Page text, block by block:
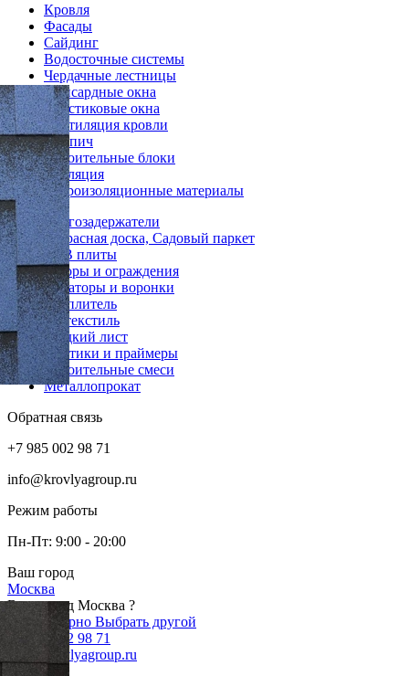
Кровля
Фасады
Сайдинг
Водосточные системы
Чердачные лестницы
Мансардные окна
Пластиковые окна
Вентиляция кровли
Кирпич
Строительные блоки
Изоляция
Гидроизоляционные материалы
Снегозадержатели
Террасная доска, Садовый паркет
OSB плиты
Заборы и ограждения
Аэраторы и воронки
Утеплитель
Геотекстиль
Гладкий лист
Мастики и праймеры
Строительные смеси
Металлопрокат
Обратная связь
+7 985 002 98 71
info@krovlyagroup.ru
Режим работы
Пн-Пт: 9:00 - 20:00
Ваш город
Москва
Ваш город Москва ?
Да, все верно Выбрать другой
+7 985 002 98 71
info@krovlyagroup.ru